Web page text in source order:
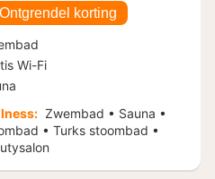
€
163,57
Ontgrendel korting
Wi-Fi
Zwembad • Sauna •
• Turks stoombad •